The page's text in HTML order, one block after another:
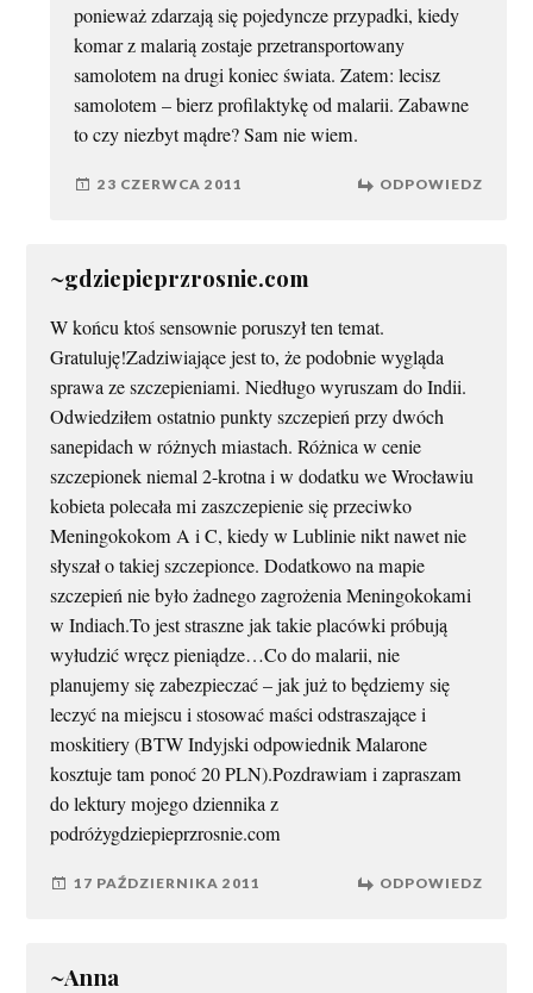
ponieważ zdarzają się pojedyncze przypadki, kiedy
komar z malarią zostaje przetransportowany
samolotem na drugi koniec świata. Zatem: lecisz
samolotem – bierz profilaktykę od malarii. Zabawne
to czy niezbyt mądre? Sam nie wiem.
23 CZERWCA 2011 ODPOWIEDZ
~gdziepieprzrosnie.com
W końcu ktoś sensownie poruszył ten temat.
Gratuluję!Zadziwiające jest to, że podobnie wygląda
sprawa ze szczepieniami. Niedługo wyruszam do Indii.
Odwiedziłem ostatnio punkty szczepień przy dwóch
sanepidach w różnych miastach. Różnica w cenie
szczepionek niemal 2-krotna i w dodatku we Wrocławiu
kobieta polecała mi zaszczepienie się przeciwko
Meningokokom A i C, kiedy w Lublinie nikt nawet nie
słyszał o takiej szczepionce. Dodatkowo na mapie
szczepień nie było żadnego zagrożenia Meningokokami
w Indiach.To jest straszne jak takie placówki próbują
wyłudzić wręcz pieniądze…Co do malarii, nie
planujemy się zabezpieczać – jak już to będziemy się
leczyć na miejscu i stosować maści odstraszające i
moskitiery (BTW Indyjski odpowiednik Malarone
kosztuje tam ponoć 20 PLN).Pozdrawiam i zapraszam
do lektury mojego dziennika z
podróżygdziepieprzrosnie.com
17 PAŹDZIERNIKA 2011 ODPOWIEDZ
~Anna